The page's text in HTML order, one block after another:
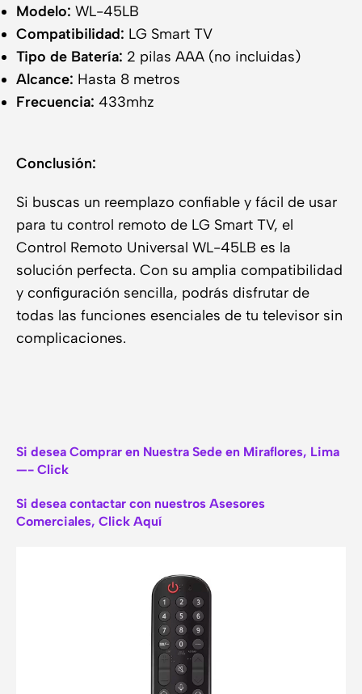
Modelo: WL-45LB
Compatibilidad: LG Smart TV
Tipo de Batería: 2 pilas AAA (no incluidas)
Alcance: Hasta 8 metros
Frecuencia: 433mhz
Conclusión:
Si buscas un reemplazo confiable y fácil de usar
para tu control remoto de LG Smart TV, el
Control Remoto Universal WL-45LB es la
solución perfecta. Con su amplia compatibilidad
y configuración sencilla, podrás disfrutar de
todas las funciones esenciales de tu televisor sin
complicaciones.
Si desea Comprar en Nuestra Sede en Miraflores, Lima
—- Click
Si desea contactar con nuestros Asesores
Comerciales, Click Aquí